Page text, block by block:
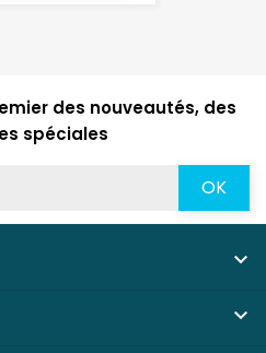
des nouveautés, des
spéciales

